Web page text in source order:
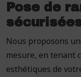
Pose de
Nous proposons
mesure, en tenant
esthétiques de